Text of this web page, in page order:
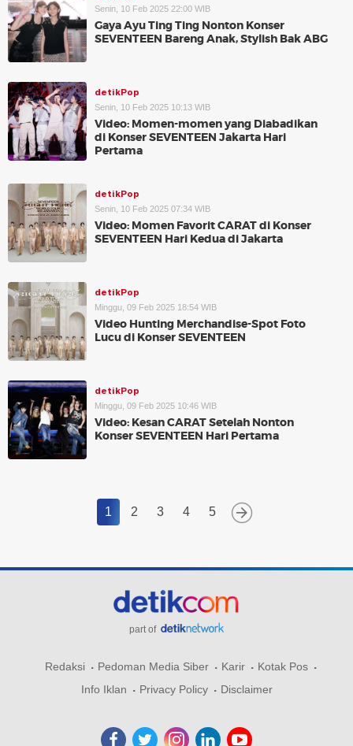
Senin, 10 Feb 2025 22:00 WIB
Gaya Ayu Ting Ting Nonton Konser
SEVENTEEN Bareng Anak, Stylish Bak ABG
detikPop
Senin, 10 Feb 2025 10:13 WIB
Video: Momen-momen yang Diabadikan
di Konser SEVENTEEN Jakarta Hari
Pertama
detikPop
Senin, 10 Feb 2025 07:34 WIB
Video: Momen Favorit CARAT di Konser
SEVENTEEN Hari Kedua di Jakarta
detikPop
Minggu, 09 Feb 2025 18:54 WIB
Video Hunting Merchandise-Spot Foto
Lucu di Konser SEVENTEEN
detikPop
Minggu, 09 Feb 2025 10:46 WIB
Video: Kesan CARAT Setelah Nonton
Konser SEVENTEEN Hari Pertama
1 2 3 4 5
part of
Redaksi Pedoman Media Siber Karir
Kotak Pos
Info Iklan
Privacy Policy Disclaimer